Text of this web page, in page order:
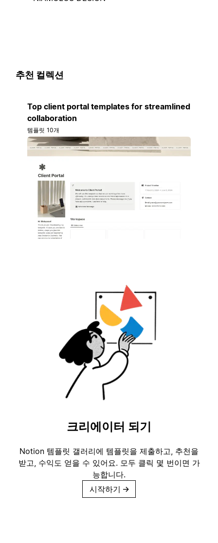
추천 컬렉션
Top client portal templates for streamlined
collaboration
템플릿 10개
크리에이터 되기
Notion 템플릿 갤러리에 템플릿을 제출하고, 추천을
받고, 수익도 얻을 수 있어요. 모두 클릭 몇 번이면 가
능합니다.
시작하기 →